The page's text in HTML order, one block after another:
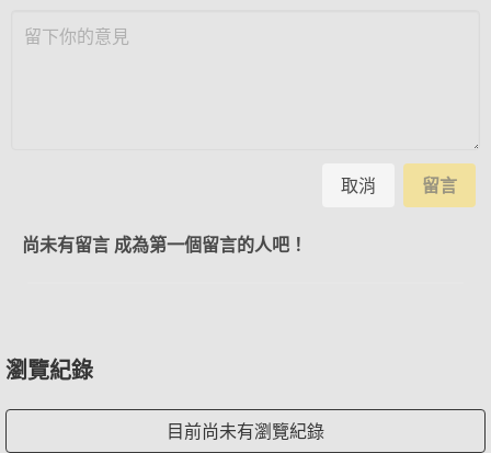
取消 留言
尚未有留言 成為第一個留言的人吧！
瀏覽紀錄
目前尚未有瀏覽紀錄